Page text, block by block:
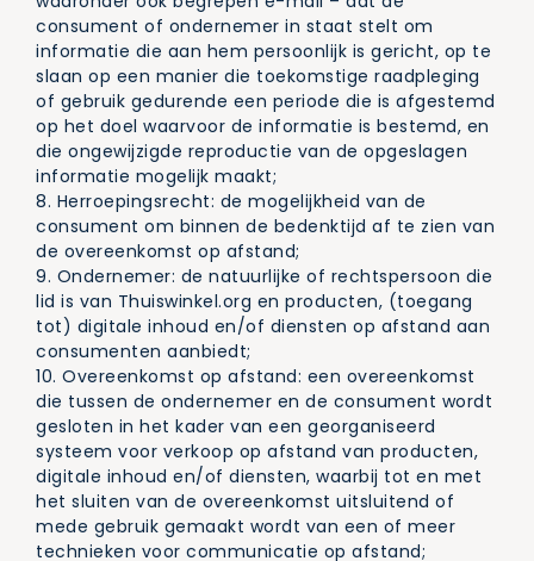
consument of ondernemer in staat stelt om
informatie die aan hem persoonlijk is gericht, op te
slaan op een manier die toekomstige raadpleging
of gebruik gedurende een periode die is afgestemd
op het doel waarvoor de informatie is bestemd, en
die ongewijzigde reproductie van de opgeslagen
informatie mogelijk maakt;
8. Herroepingsrecht: de mogelijkheid van de
consument om binnen de bedenktijd af te zien van
de overeenkomst op afstand;
9. Ondernemer: de natuurlijke of rechtspersoon die
lid is van Thuiswinkel.org en producten, (toegang
tot) digitale inhoud en/of diensten op afstand aan
consumenten aanbiedt;
10. Overeenkomst op afstand: een overeenkomst
die tussen de ondernemer en de consument wordt
gesloten in het kader van een georganiseerd
systeem voor verkoop op afstand van producten,
digitale inhoud en/of diensten, waarbij tot en met
het sluiten van de overeenkomst uitsluitend of
mede gebruik gemaakt wordt van een of meer
technieken voor communicatie op afstand;